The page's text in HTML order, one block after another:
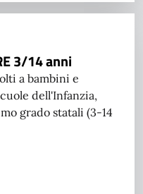
3/14 anni
a bambini e
dell'Infanzia,
grado statali (3-14